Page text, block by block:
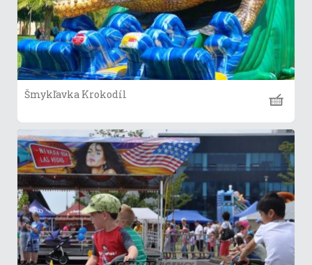
Šmykľavka Krokodíl